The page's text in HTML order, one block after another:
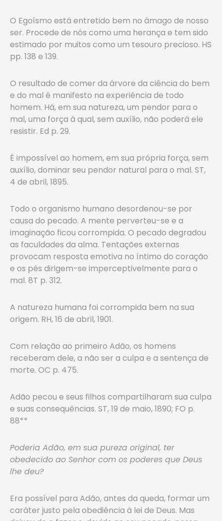
O Egoísmo está entretido bem no âmago de nosso
ser. Procede de nós como uma herança e tem sido
estimado por muitos como um tesouro precioso. HS
pp. 138 e 139.
O resultado de comer da árvore da ciência do bem
e do mal é manifesto na experiência de todo
homem. Há, em sua natureza, um pendor para o
mal, uma força à qual, sem auxílio, não poderá ele
resistir. Ed p. 29.
É impossível ao homem, em sua própria força, sem
auxílio, dominar seu pendor natural para o mal. ST,
4 de abril, 1895.
Todo o organismo humano desordenou-se por
causa do pecado. A mente perverteu-se e a
imaginação ficou corrompida. O pecado degradou
as faculdades da alma. Tentações externas
provocam resposta emotiva no íntimo do coração
e os pés dirigem-se imperceptivelmente para o
mal. 8T p. 312.
A natureza humana foi corrompida bem na sua
origem. RH, 16 de abril, 1901.
Com relação ao primeiro Adão, os homens
receberam dele, a não ser a culpa e a sentença de
morte. OC p. 475.
Adão pecou e seus filhos compartilharam sua culpa
e suas consequências. ST, 19 de maio, 1890; FO p.
88**
Poderia Adão, em sua pureza original, ter
obedecido ao Senhor com os poderes que Deus
lhe deu?
Era possível para Adão, antes da queda, formar um
caráter justo pela obediência à lei de Deus. Mas